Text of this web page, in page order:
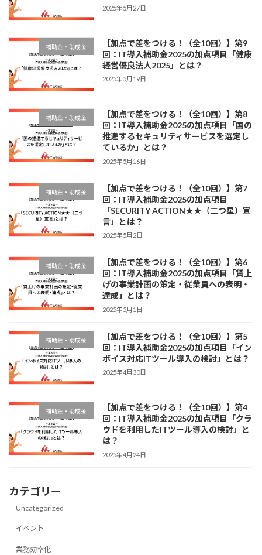
2025年5月27日
補助金・助成金
【加点で差をつける！（全10回）】第9
回：IT導入補助金2025の加点項目「健康
経営優良法人2025」とは？
2025年5月19日
補助金・助成金
【加点で差をつける！（全10回）】第8
回：IT導入補助金2025の加点項目「国の
推進するセキュリティサービスを選定し
ているか」とは？
2025年5月16日
補助金・助成金
【加点で差をつける！（全10回）】第7
回：IT導入補助金2025の加点項目
「SECURITY ACTION★★（二つ星）宣
言」とは？
2025年5月2日
補助金・助成金
【加点で差をつける！（全10回）】第6
回：IT導入補助金2025の加点項目「賃上
げの事業計画の策定・従業員への表明・
達成」とは？
2025年5月1日
補助金・助成金
【加点で差をつける！（全10回）】第5
回：IT導入補助金2025の加点項目「イン
ボイス対応ITツール導入の検討」とは？
2025年4月30日
補助金・助成金
【加点で差をつける！（全10回）】第4
回：IT導入補助金2025の加点項目「クラ
ウドを利用したITツール導入の検討」と
は？
2025年4月24日
カテゴリー
Uncategorized
イベント
業務効率化